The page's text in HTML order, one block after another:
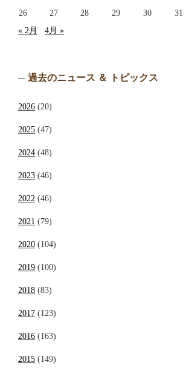
26
27 28 29 30
31
« 2月
4月 »
過去のニュース ＆ トピックス
2026 (20)
2025 (47)
2024 (48)
2023 (46)
2022 (46)
2021 (79)
2020 (104)
2019 (100)
2018 (83)
2017 (123)
2016 (163)
2015 (149)